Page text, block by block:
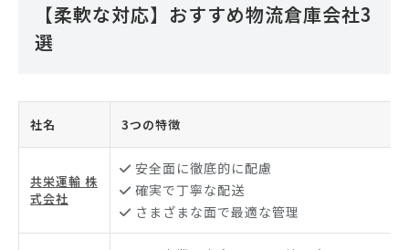
【柔軟な対応】おすすめ物流倉庫会社3
選
社名 3つの特徴
共栄運輸 株
式会社
安全面に徹底的に配慮
確実で丁寧な配送
さまざまな面で最適な管理